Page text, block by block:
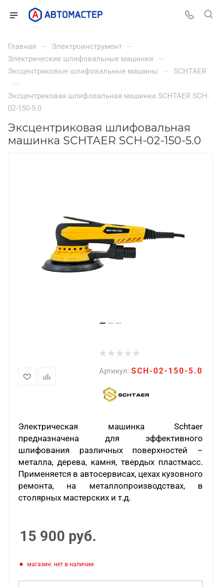
Главная — Электроинструмент —
Электрические шлифовальные машинки —
Эксцентриковые шлифовальные машины — SCHTAER
—
Эксцентриковая шлифовальная машинка SCHTAER SCH-
02-150-5.0
Эксцентриковая шлифовальная
машинка SCHTAER SCH-02-150-5.0
Артикул: SCH-02-150-5.0
Электрическая машинка Schtaer
предназначена для эффективного
шлифования различных поверхностей –
металла, дерева, камня, твердых пластмасс.
Применяется в автосервисах, цехах кузовного
ремонта, на металлопроизводствах, в
столярных мастерских и т.д.
15 900 руб.
Магазин: нет в наличии